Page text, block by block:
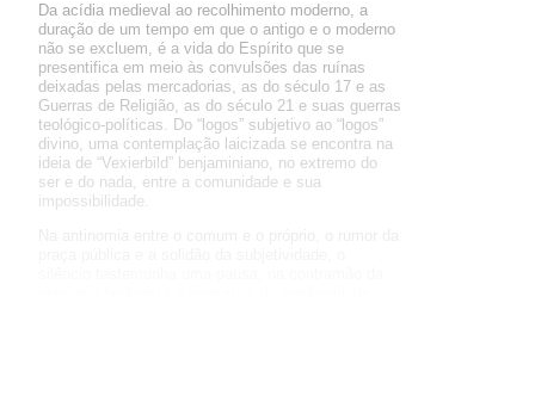
Da acídia medieval ao recolhimento moderno, a
duração de um tempo em que o antigo e o moderno
não se excluem, é a vida do Espírito que se
presentifica em meio às convulsões das ruínas
deixadas pelas mercadorias, as do século 17 e as
Guerras de Religião, as do século 21 e suas guerras
teológico-políticas. Do “logos” subjetivo ao “logos”
divino, uma contemplação laicizada se encontra na
ideia de “Vexierbild” benjaminiano, no extremo do
ser e do nada, entre a comunidade e sua
impossibilidade.